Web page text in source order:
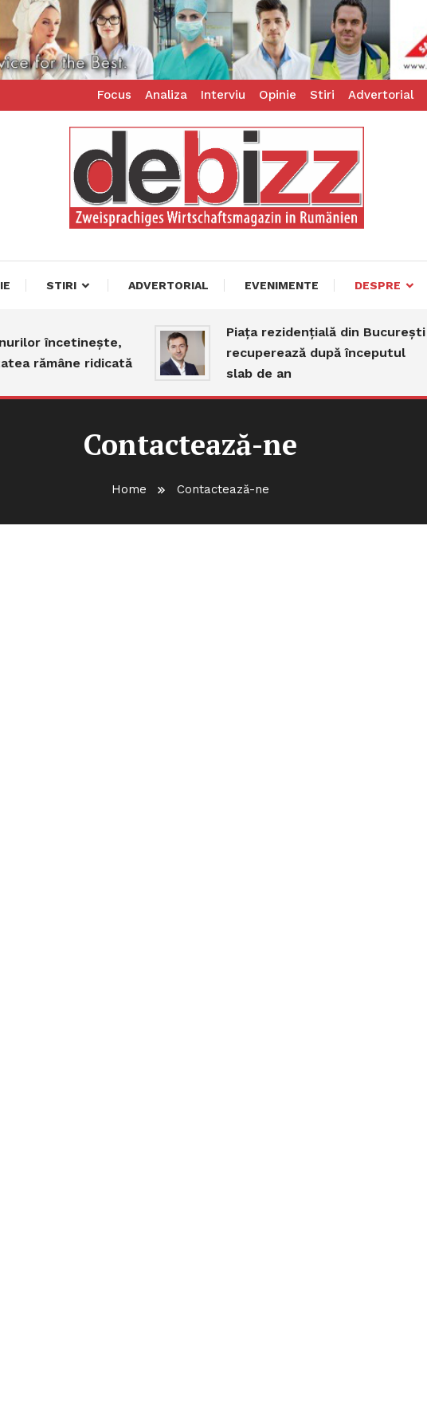
Focus Analiza Interviu Opinie Stiri Advertorial
STIRI ADVERTORIAL EVENIMENTE DESPRE
încetinește,
rămâne ridicată
Piața rezidențială din București
recuperează după începutul
slab de an
Contactează-ne
Home Contactează-ne